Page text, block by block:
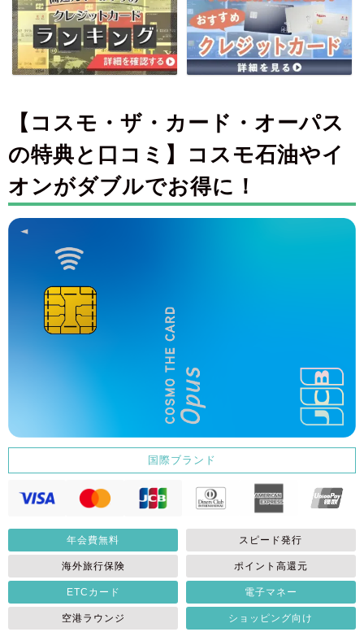
【コスモ・ザ・カード・オーパス
の特典と口コミ】コスモ石油やイ
オンがダブルでお得に！
国際ブランド
年会費無料 スピード発行
海外旅行保険 ポイント高還元
ETCカード 電子マネー
空港ラウンジ ショッピング向け